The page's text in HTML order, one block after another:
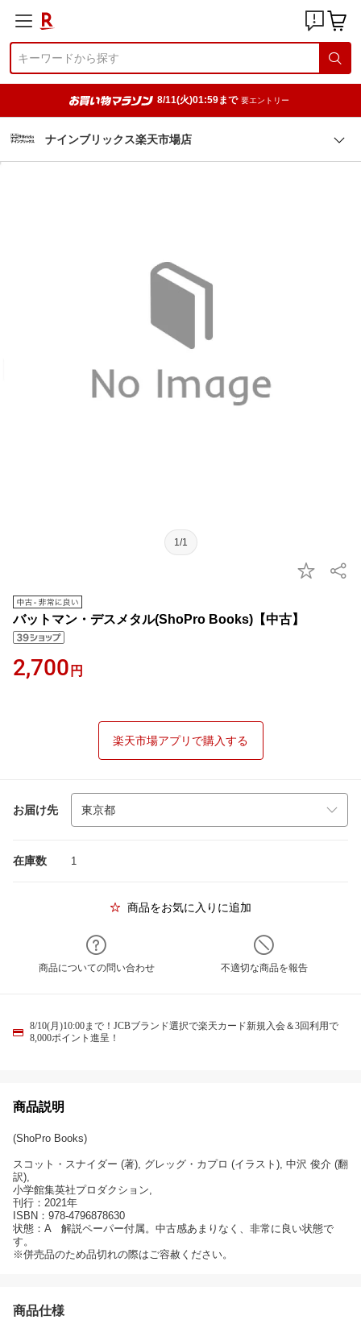
8/11(火)01:59まで 要エントリー
ナインブリックス楽天市場店
1/1
バットマン・デスメタル(ShoPro Books)【中古】
2,700 円
楽天市場アプリで購入する
お届け先
在庫数 1
商品をお気に入りに追加
商品についての問い合わせ 不適切な商品を報告
8/10(月)10:00まで！JCBブランド選択で楽天カード新規入会＆3回利用で
8,000ポイント進呈！
商品説明
(ShoPro Books)
スコット・スナイダー (著), グレッグ・カプロ (イラスト), 中沢 俊介 (翻
訳),
小学館集英社プロダクション,
刊行：2021年
ISBN：978-4796878630
状態：A 解説ペーパー付属。中古感あまりなく、非常に良い状態で
す。
※併売品のため品切れの際はご容赦ください。
商品仕様